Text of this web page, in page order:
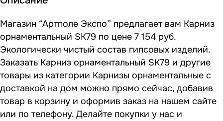
Магазин “Артполе Экспо” предлагает вам Карниз
орнаментальный SK79 по цене 7 154 руб.
Экологически чистый состав гипсовых изделий.
Заказать Карниз орнаментальный SK79 и другие
товары из категории Карнизы орнаментальные с
доставкой на дом можно прямо сейчас, добавив
товар в корзину и оформив заказ на нашем сайте
или по телефону. Делайте покупки у нас и